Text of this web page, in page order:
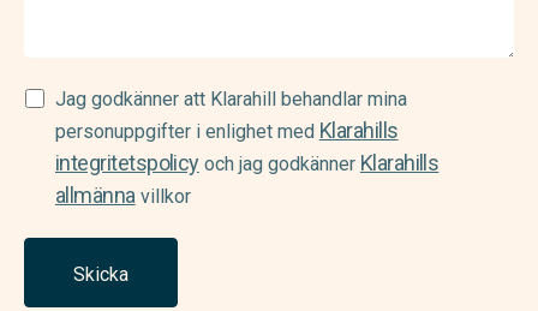
Samtycke
(Required)
Jag godkänner att Klarahill behandlar mina
personuppgifter i enlighet med Klarahills
integritetspolicyoch jag godkänner Klarahills
allmännavillkor
Skicka